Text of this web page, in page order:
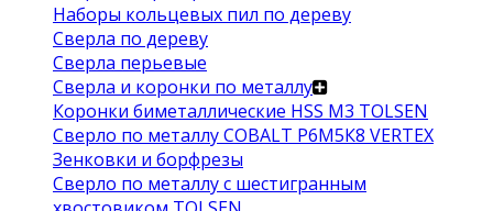
Наборы кольцевых пил по дереву
Сверла по дереву
Сверла перьевые
Сверла и коронки по металлу
Коронки биметаллические HSS M3 TOLSEN
Сверло по металлу COBALT Р6М5К8 VERTEX
Зенковки и борфрезы
Сверло по металлу с шестигранным